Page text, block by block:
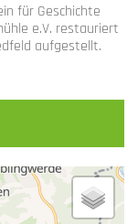
für Geschichte
e.V. restauriert
aufgestellt.